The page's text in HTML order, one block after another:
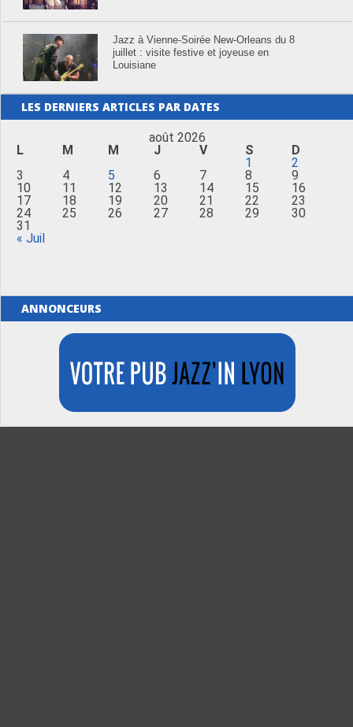
Jazz à Vienne-Soirée New-Orleans du 8
juillet : visite festive et joyeuse en
Louisiane
LES DERNIERS ARTICLES PAR DATES
août 2026
L
M M J V S
D
1
2
3
4 5 6 7 8
9
10
11 12 13 14 15
16
17
18 19 20 21 22
23
24
25 26 27 28 29
30
31
« Juil
ANNONCEURS
Merci de Liker notre page Facebook !